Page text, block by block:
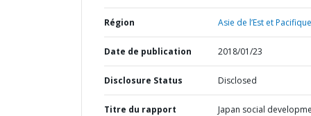
Région Asie de l’Est et
Date de publication 2018/01/23
Disclosure Status Disclosed
Titre du rapport
Japan social